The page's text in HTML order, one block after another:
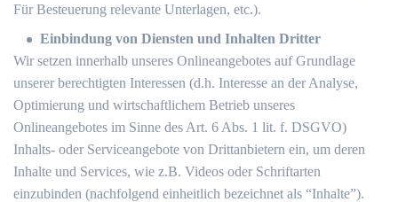
Für Besteuerung relevante Unterlagen, etc.).
Einbindung von Diensten und Inhalten Dritter
Wir setzen innerhalb unseres Onlineangebotes auf Grundlage
unserer berechtigten Interessen (d.h. Interesse an der Analyse,
Optimierung und wirtschaftlichem Betrieb unseres
Onlineangebotes im Sinne des Art. 6 Abs. 1 lit. f. DSGVO)
Inhalts- oder Serviceangebote von Drittanbietern ein, um deren
Inhalte und Services, wie z.B. Videos oder Schriftarten
einzubinden (nachfolgend einheitlich bezeichnet als “Inhalte”).